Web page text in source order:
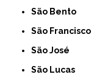
São Bento
São Francisco
São José
São Lucas